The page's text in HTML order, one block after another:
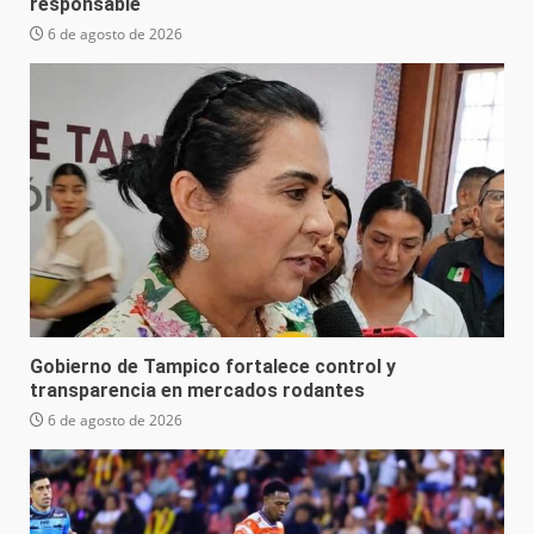
6 de agosto de 2026
Gobierno de Tampico fortalece control y
transparencia en mercados rodantes
6 de agosto de 2026